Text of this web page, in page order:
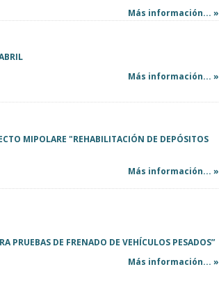
Más información... »
Más información... »
MIPOLARE "REHABILITACIÓN DE DEPÓSITOS
Más información... »
PRUEBAS DE FRENADO DE VEHÍCULOS PESADOS”
Más información... »